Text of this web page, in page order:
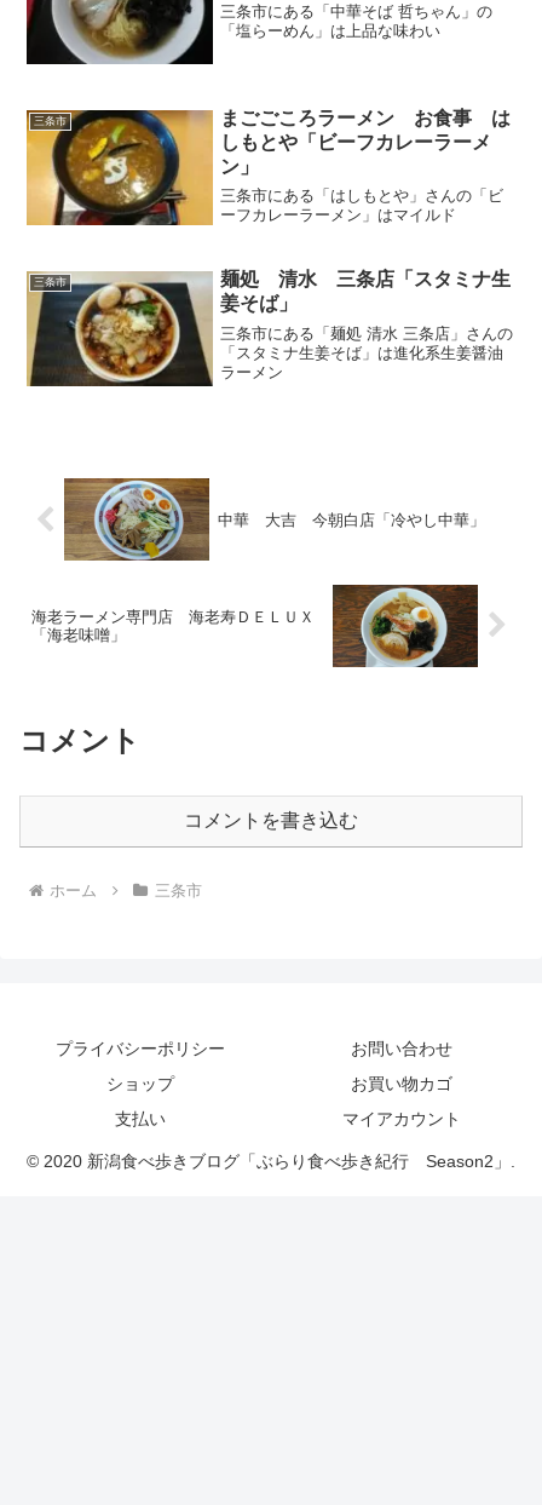
三条市にある「中華そば 哲ちゃん」の
「塩らーめん」は上品な味わい
三条市
まごごころラーメン お食事 は
しもとや「ビーフカレーラーメ
ン」
三条市にある「はしもとや」さんの「ビ
ーフカレーラーメン」はマイルド
三条市
麺処 清水 三条店「スタミナ生
姜そば」
三条市にある「麺処 清水 三条店」さんの
「スタミナ生姜そば」は進化系生姜醤油
ラーメン
中華 大吉 今朝白店「冷やし中華」
海老ラーメン専門店 海老寿ＤＥＬＵＸ
「海老味噌」
コメント
コメントを書き込む
ホーム 三条市
プライバシーポリシー
お問い合わせ
ショップ
お買い物カゴ
支払い
マイアカウント
© 2020 新潟食べ歩きブログ「ぶらり食べ歩き紀行 Season2」.